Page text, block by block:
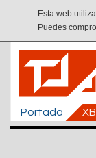
Esta web
Puedes
Portada